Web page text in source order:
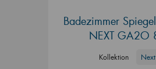
Badezimmer
NEXT GA2O
Kollektion Next